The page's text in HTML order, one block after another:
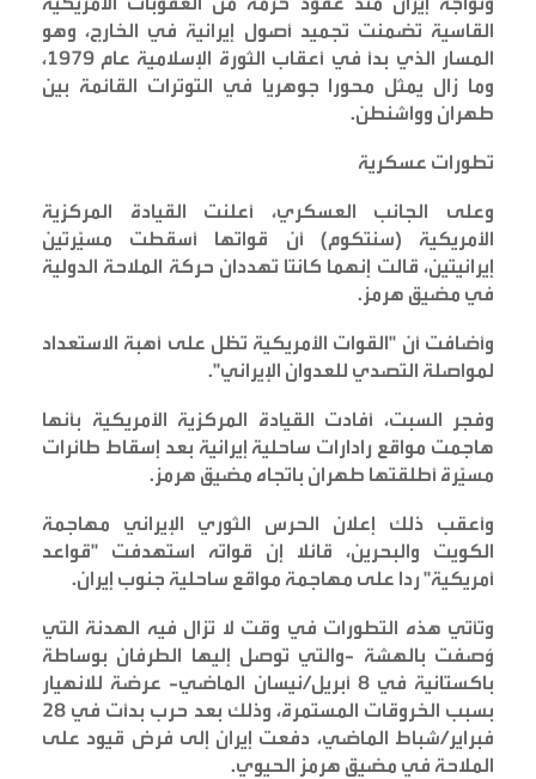
القاسية تضمنت تجميد أصول إيرانية في الخارج، وهو
المسار الذي بدأ في أعقاب الثورة الإسلامية عام 1979،
وما زال يمثل محورا جوهريا في التوترات القائمة بين
طهران وواشنطن.
تطورات عسكرية
وعلى الجانب العسكري، أعلنت القيادة المركزية
الأمريكية (سنتكوم) أن قواتها أسقطت مسيّرتين
إيرانيتين، قالت إنهما كانتا تهددان حركة الملاحة الدولية
في مضيق هرمز.
وأضافت أن "القوات الأمريكية تظل على أهبة الاستعداد
لمواصلة التصدي للعدوان الإيراني".
وفجر السبت، أفادت القيادة المركزية الأمريكية بأنها
هاجمت مواقع رادارات ساحلية إيرانية بعد إسقاط طائرات
مسيّرة أطلقتها طهران باتجاه مضيق هرمز.
وأعقب ذلك إعلان الحرس الثوري الإيراني مهاجمة
الكويت والبحرين، قائلا إن قواته استهدفت "قواعد
أمريكية" ردا على مهاجمة مواقع ساحلية جنوب إيران.
وتأتي هذه التطورات في وقت لا تزال فيه الهدنة التي
وُصفت بالهشة -والتي توصل إليها الطرفان بوساطة
باكستانية في 8 أبريل/نيسان الماضي- عرضة للانهيار
بسبب الخروقات المستمرة، وذلك بعد حرب بدأت في 28
فبراير/شباط الماضي، دفعت إيران إلى فرض قيود على
الملاحة في مضيق هرمز الحيوي.